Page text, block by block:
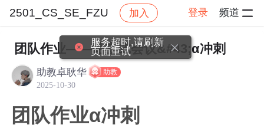
2501_CS_SE_FZU 加入 登录 频道
社区 2501_CS_SE_FZU 作业 帖子详情
团队作业——站立式会议&#43;α冲刺
助教卓耿华 助教
2025-10-30
团队作业α冲刺
服务超时,请刷新
页面重试